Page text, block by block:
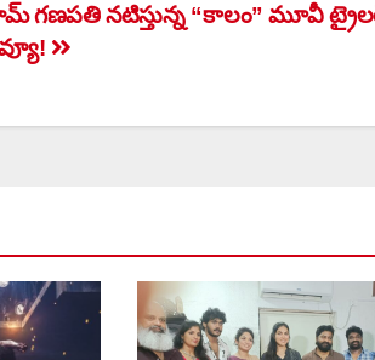
గణపతి నటిస్తున్న “కాలం” మూవీ